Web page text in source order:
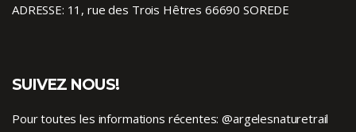
ADRESSE: 11, rue des Trois Hêtres 66690 SOREDE
SUIVEZ NOUS!
Pour toutes les informations récentes:@argelesnaturetrail